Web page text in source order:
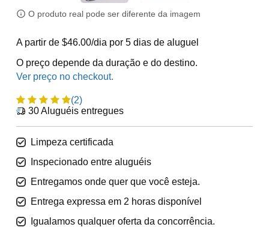
O produto real pode ser diferente da imagem
A partir de $46.00/dia por 5 dias de aluguel
O preço depende da duração e do destino.
(2)
30Aluguéis entregues
Limpeza certificada
Inspecionado entre aluguéis
Entregamos onde quer que você esteja.
Entrega expressa em 2 horas disponível
Igualamos qualquer oferta da concorrência.